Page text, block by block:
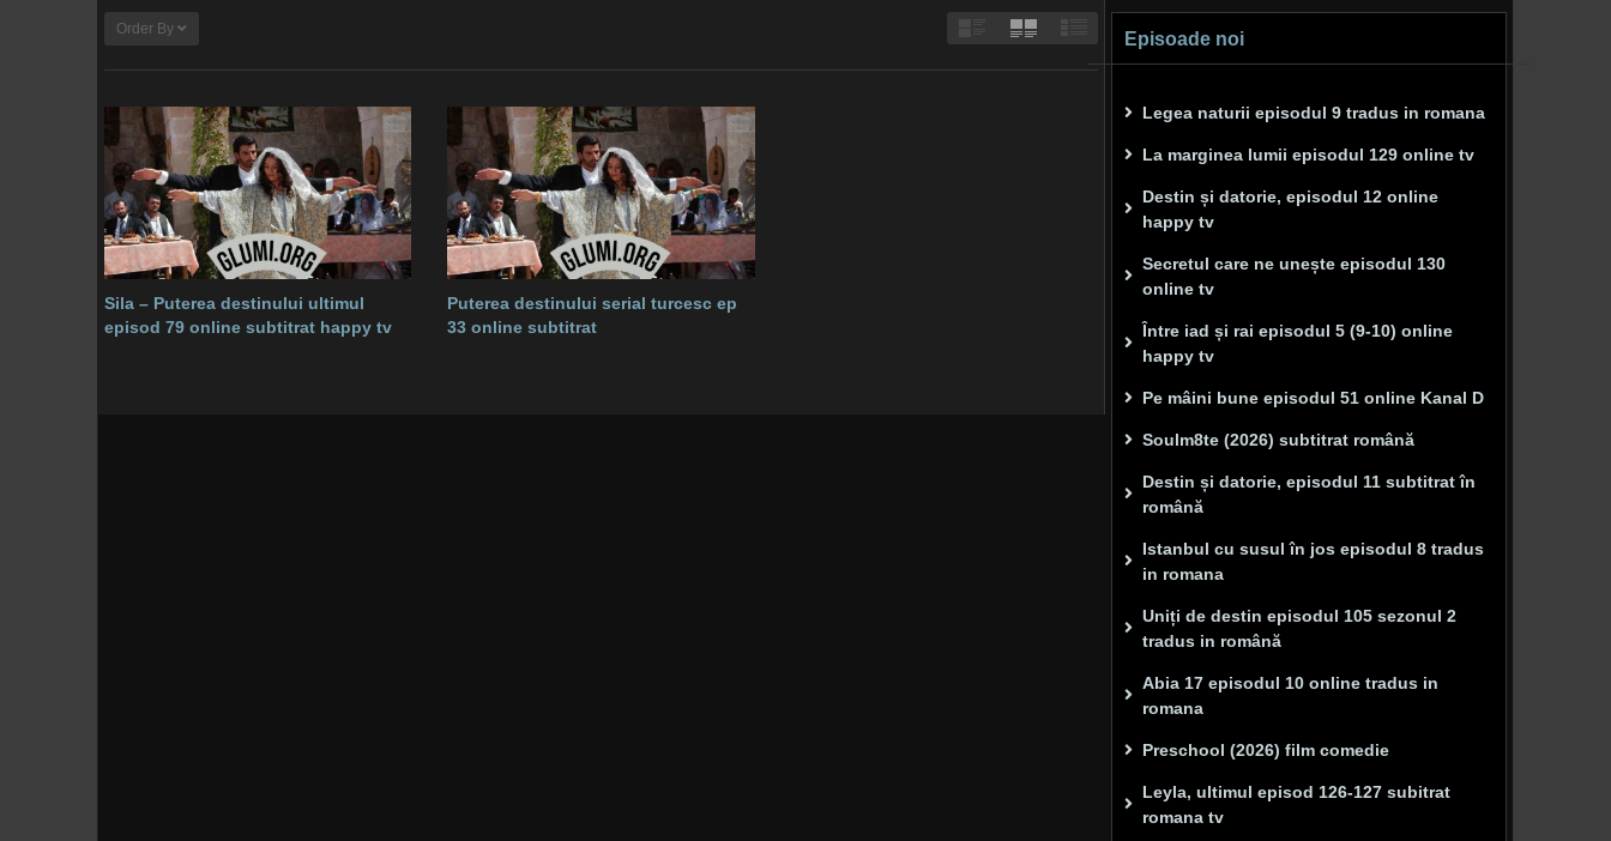
Order By
Sila – Puterea destinului ultimul
episod 79 online subtitrat happy tv
Puterea destinului serial turcesc ep
33 online subtitrat
Episoade noi
Legea naturii episodul 9 tradus in romana
La marginea lumii episodul 129 online tv
Destin și datorie, episodul 12 online
happy tv
Secretul care ne unește episodul 130
online tv
Între iad și rai episodul 5 (9-10) online
happy tv
Pe mâini bune episodul 51 online Kanal D
Soulm8te (2026) subtitrat română
Destin și datorie, episodul 11 subtitrat în
română
Istanbul cu susul în jos episodul 8 tradus
in romana
Uniți de destin episodul 105 sezonul 2
tradus in română
Abia 17 episodul 10 online tradus in
romana
Preschool (2026) film comedie
Leyla, ultimul episod 126-127 subitrat
romana tv